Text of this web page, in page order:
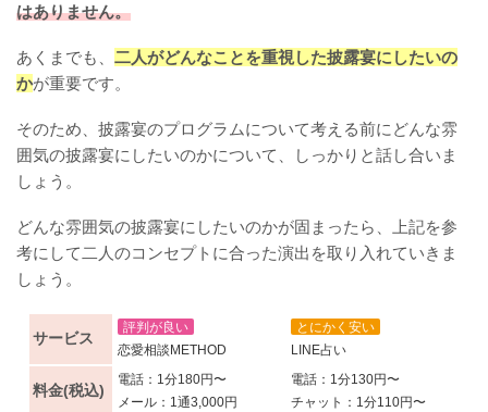
はありません。
あくまでも、 二人がどんなことを重視した披露宴にしたいの
かが重要です。
そのため、披露宴のプログラムについて考える前にどんな雰
囲気の披露宴にしたいのかについて、しっかりと話し合いま
しょう。
どんな雰囲気の披露宴にしたいのかが固まったら、上記を参
考にして二人のコンセプトに合った演出を取り入れていきま
しょう。
サービス
評判が良い
恋愛相談METHOD
とにかく安い
LINE占い
料金(税込)
電話：1分180円〜
メール：1通3,000円
電話：1分130円〜
チャット：1分110円〜